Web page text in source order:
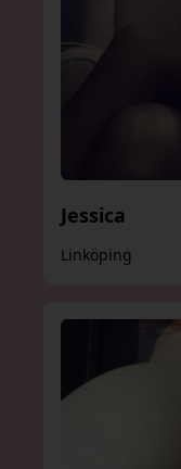
Jessica
Linköping